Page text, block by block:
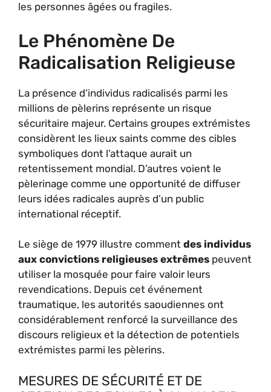
les personnes âgées ou fragiles.
Le Phénomène De
Radicalisation Religieuse
La présence d’individus radicalisés parmi les
millions de pèlerins représente un risque
sécuritaire majeur. Certains groupes extrémistes
considèrent les lieux saints comme des cibles
symboliques dont l’attaque aurait un
retentissement mondial. D’autres voient le
pèlerinage comme une opportunité de diffuser
leurs idées radicales auprès d’un public
international réceptif.
Le siège de 1979 illustre comment des individus
aux convictions religieuses extrêmes peuvent
utiliser la mosquée pour faire valoir leurs
revendications. Depuis cet événement
traumatique, les autorités saoudiennes ont
considérablement renforcé la surveillance des
discours religieux et la détection de potentiels
extrémistes parmi les pèlerins.
MESURES DE SÉCURITÉ ET DE